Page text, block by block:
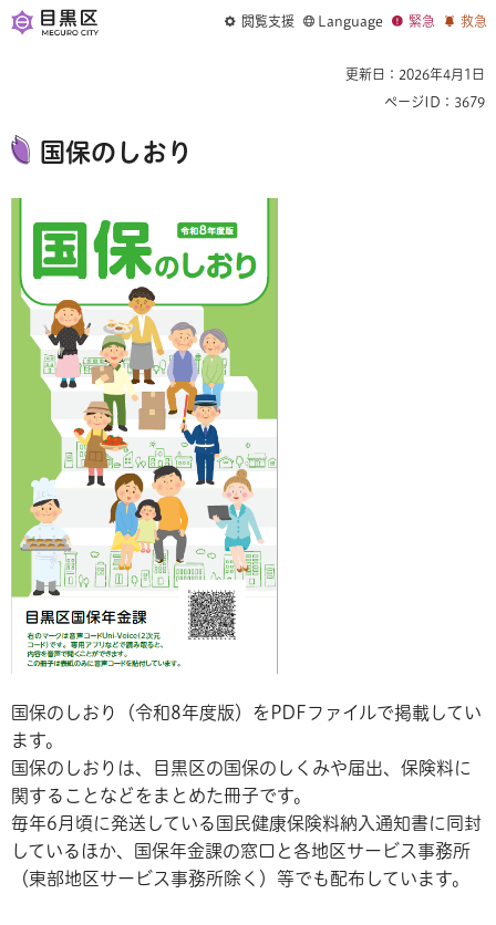
閲覧支援 Language 緊急 救急
更新日：2026年4月1日
ページID：3679
国保のしおり
国保のしおり（令和8年度版）をPDFファイルで掲載してい
ます。
国保のしおりは、目黒区の国保のしくみや届出、保険料に
関することなどをまとめた冊子です。
毎年6月頃に発送している国民健康保険料納入通知書に同封
しているほか、国保年金課の窓口と各地区サービス事務所
（東部地区サービス事務所除く）等でも配布しています。